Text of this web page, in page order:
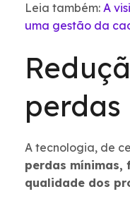
Leia também: A
uma gestão da
perdas
A tecnologia, de
perdas mínimas,
qualidade dos